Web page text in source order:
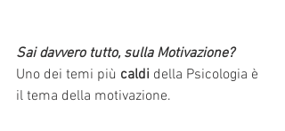
Sai davvero tutto, sulla Motivazione?
Uno dei temi più caldi della Psicologia è
il tema della motivazione.